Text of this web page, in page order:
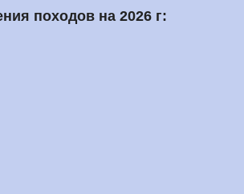
походов на 2026 г: